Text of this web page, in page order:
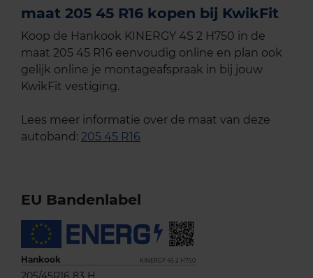
maat 205 45 R16 kopen bij KwikFit
Koop de Hankook KINERGY 4S 2 H750 in de
maat 205 45 R16 eenvoudig online en plan ook
gelijk online je montageafspraak in bij jouw
KwikFit vestiging.
Lees meer informatie over de maat van deze
autoband: 205 45 R16
EU Bandenlabel
Hankook KINERGY 4S 2 H750